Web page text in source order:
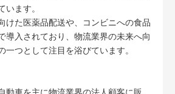
います。
けた医薬品配送や、コンビニへの食品
導入されており、物流業界の未来へ向
一つとして注目を浴びています。